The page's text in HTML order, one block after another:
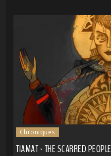
Chroniques
TIAMAT - THE SCARRED PEOPLE